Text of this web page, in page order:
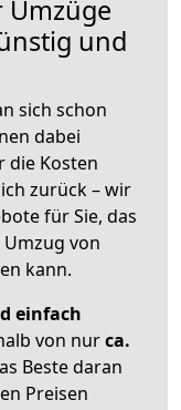
und
sich schon
dabei
die Kosten
zurück – wir
für Sie, das
von
kann.
einfach
von nurca.
Beste daran
Preisen